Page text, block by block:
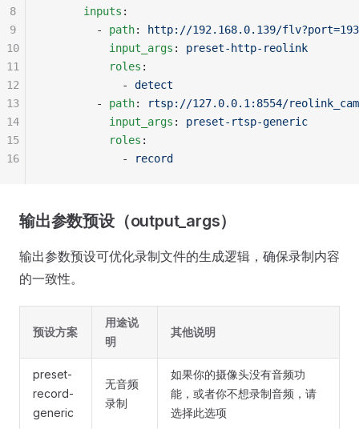
      inputs
:
        -
path:
http://192.168.0.139/
          input_args
: preset-http-reolink
          roles
:
            -
detect
        -
path:
rtsp://127.0.0.1:8554/reolink_cam
          input_args
: preset-rtsp-generic
          roles
:
            -
record
8
9
10
11
12
13
14
15
16
输出参数预设（output_args）
输出参数预设可优化录制文件的生成逻辑，确保录制内容
的一致性。
预设方案
用途说
明
其他说明
preset-
record-
generic
无音频
录制
如果你的摄像头没有音频功
能，或者你不想录制音频，请
选择此选项